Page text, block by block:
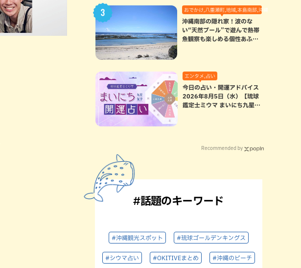
おでかけ,八重瀬町,地域,本島南部,沖縄の海,自然
沖縄南部の隠れ家！波のな
い“天然プール”で遊んで熱帯
魚観察も楽しめる個性あふれ
エンタメ,占い
今日の占い・開運アドバイス
2026年8月5日（水）【琉球
鑑定士ミウマ まいにち九星気
Recommended by
#話題のキーワード
#沖縄観光スポット #琉球ゴールデンキングス
#シウマ占い #OKITIVEまとめ #沖縄のビーチ